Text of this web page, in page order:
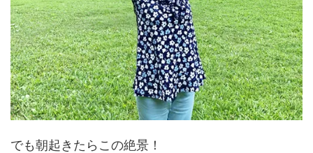
でも朝起きたらこの絶景！